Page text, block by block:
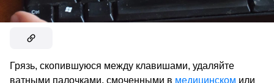
Грязь, скопившуюся между клавишами, удаляйте
ватными палочками, смоченными в медицинском или